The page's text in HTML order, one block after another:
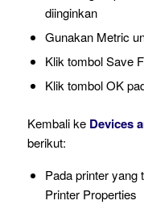
diinginkan
Gunakan Metric
Klik tombol Save
Klik tombol OK
Kembali ke Devices
berikut:
Pada printer yang
Printer Properties